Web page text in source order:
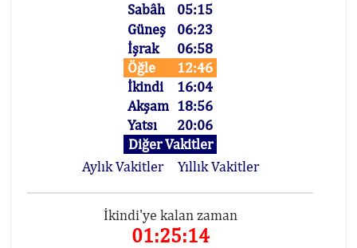
Sabâh
05:15
Güneş
06:23
İşrak
06:58
Öğle
12:46
İkindi
16:04
Akşam 18:56
Yatsı
20:06
Diğer Vakitler
Aylık Vakitler
Yıllık Vakitler
İkindi'ye kalan zaman
01:25:14